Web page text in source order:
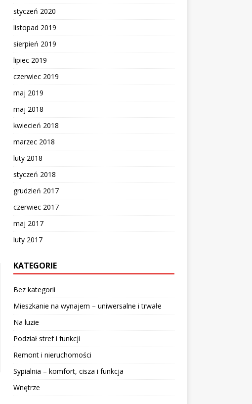
styczeń 2020
listopad 2019
sierpień 2019
lipiec 2019
czerwiec 2019
maj 2019
maj 2018
kwiecień 2018
marzec 2018
luty 2018
styczeń 2018
grudzień 2017
czerwiec 2017
maj 2017
luty 2017
KATEGORIE
Bez kategorii
Mieszkanie na wynajem – uniwersalne i trwałe
Na luzie
Podział stref i funkcji
Remont i nieruchomości
Sypialnia – komfort, cisza i funkcja
Wnętrze